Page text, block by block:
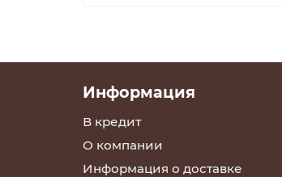
Информация
В кредит
О компании
Информация о доставке